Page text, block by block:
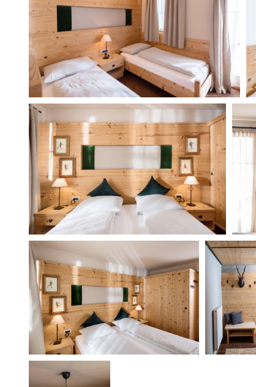
ONLINE
Bitte füllen Sie das Formular aus,
einen bestimmten Zeitraum zu